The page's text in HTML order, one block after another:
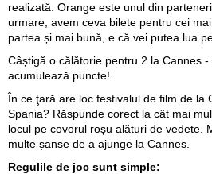
realizată. Orange este unul din
urmare, avem ceva bilete pentru cei
partea și mai bună, e că vei putea lua
Câștigă o călătorie pentru 2 la Cannes
acumulează puncte!
În ce ţară are loc festivalul de film de la
Spania? Răspunde corect la cât mai
locul pe covorul roșu alături de vedete.
multe șanse de a ajunge la Cannes.
Regulile de joc sunt simple: